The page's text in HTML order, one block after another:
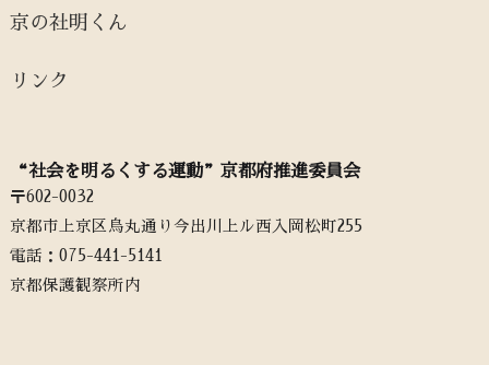
京の社明くん
リンク
“社会を明るくする運動”京都府推進委員会
〒602-0032
京都市上京区烏丸通り今出川上ル西入岡松町255
電話：‭075-441-5141‬
京都保護観察所内